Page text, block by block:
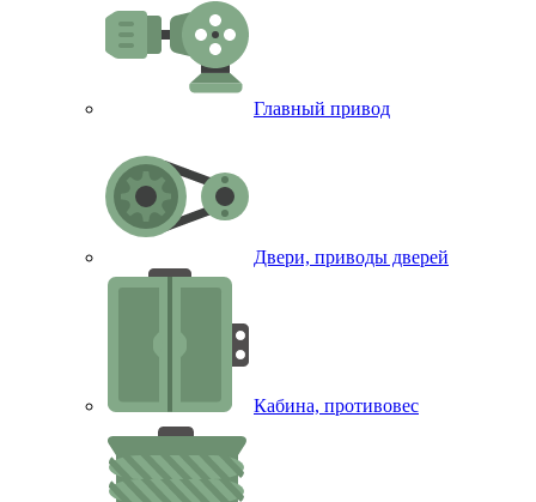
Главный привод
Двери, приводы дверей
Кабина, противовес